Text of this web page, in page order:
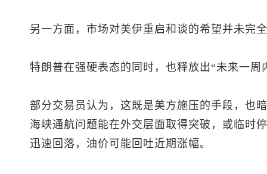
另一方面，市场对美伊重启和谈的希望并未完
特朗普在强硬表态的同时，也释放出“未来一
部分交易员认为，这既是美方施压的手段，也
海峡通航问题能在外交层面取得突破，或临时
迅速回落，油价可能回吐近期涨幅。